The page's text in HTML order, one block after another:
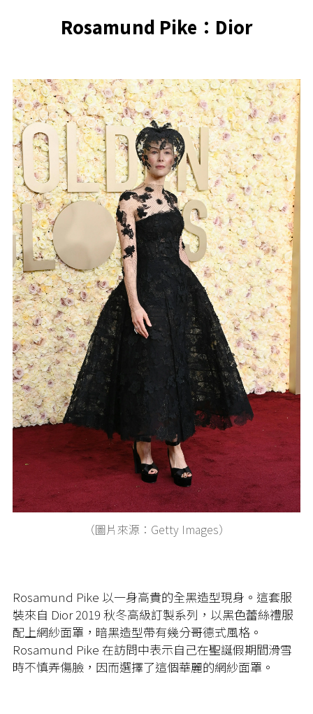
Rosamund Pike：Dior
（圖片來源：Getty Images）
Rosamund Pike 以一身高貴的全黑造型現身。這套服
裝來自 Dior 2019 秋冬高級訂製系列，以黑色蕾絲禮服
配上網紗面罩，暗黑造型帶有幾分哥德式風格。
Rosamund Pike 在訪問中表示自己在聖誕假期間滑雪
時不慎弄傷臉，因而選擇了這個華麗的網紗面罩。